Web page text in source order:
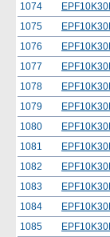
1074
1075
1076
1077
1078
1079
1080
1081
1082
1083
1084
1085